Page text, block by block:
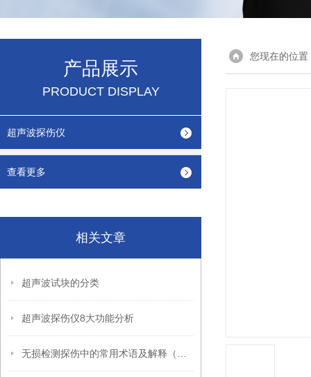
产品展示
PRODUCT DISPLAY
超声波探伤仪
查看更多
相关文章
超声波试块的分类
超声波探伤仪8大功能分析
您现在的位置